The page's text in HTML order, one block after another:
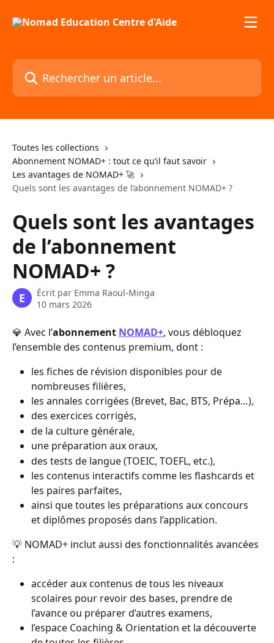
Rechercher un article...
Toutes les collections
Abonnement NOMAD+ : tout ce qu’il faut savoir
Les avantages de NOMAD+ 🚀
Quels sont les avantages de l’abonnement NOMAD+ ?
Quels sont les avantages
de l’abonnement
NOMAD+ ?
E Écrit par Emma Raoul-Minga
10 mars 2026
💎 Avec l’abonnement NOMAD+, vous débloquez
l’ensemble des contenus premium, dont :
les fiches de révision disponibles pour de
nombreuses filières,
les annales corrigées (Brevet, Bac, BTS, Prépa…),
des exercices corrigés,
de la culture générale,
une préparation aux oraux,
des tests de langue (TOEIC, TOEFL, etc.),
les contenus interactifs comme les flashcards et
les paires parfaites,
ainsi que toutes les préparations aux concours
et diplômes proposés dans l’application.
💡 NOMAD+ inclut aussi des fonctionnalités avancées
:
accéder aux contenus de tous les niveaux
scolaires pour revoir des bases, prendre de
l’avance ou préparer d’autres examens,
l’espace Coaching & Orientation et la découverte